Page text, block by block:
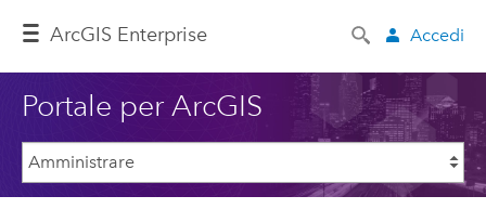
ArcGIS Enterprise Accedi
Portale per ArcGIS